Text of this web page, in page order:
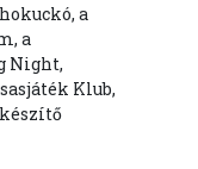
a
a
Night,
Klub,